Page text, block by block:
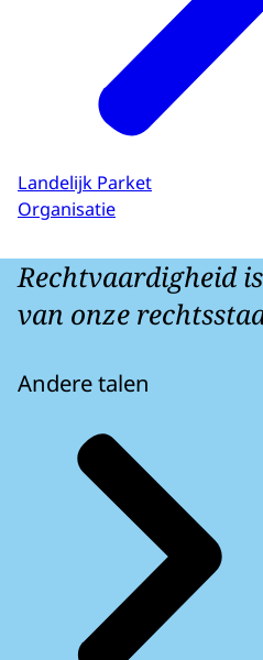
Landelijk Parket
Organisatie
Rechtvaardigheid
van onze
Andere talen